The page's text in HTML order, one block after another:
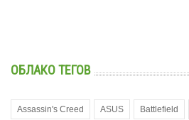
ОБЛАКО ТЕГОВ
Assassin's Creed ASUS Battlefield